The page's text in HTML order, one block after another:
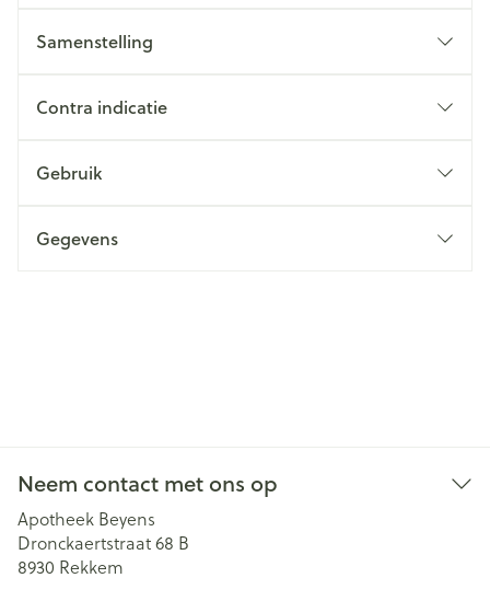
Samenstelling
Contra indicatie
Gebruik
Gegevens
Neem contact met ons op
Apotheek Beyens
Dronckaertstraat 68 B
8930 Rekkem